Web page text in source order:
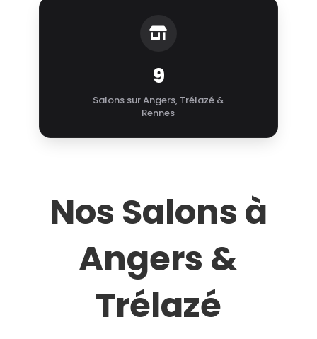
9
Salons sur Angers, Trélazé &
Rennes
Nos Salons à
Angers &
Trélazé